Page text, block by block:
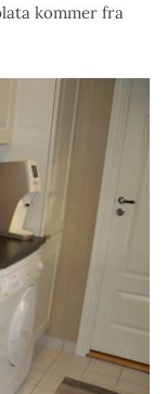
kommer fra